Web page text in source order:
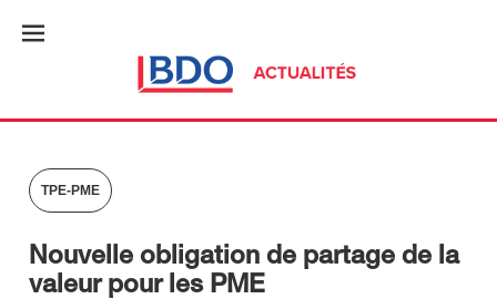
TPE-PME
Nouvelle obligation de partage de la
valeur pour les PME